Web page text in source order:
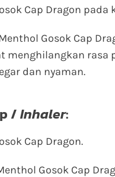
Cap Dragon
Gosok Cap
menghilangkan
dan nyaman.
/Inhaler:
Cap Dragon.
Gosok Cap